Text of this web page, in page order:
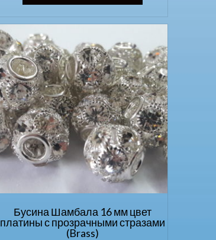
Бусина Шамбала 16 мм цвет
платины с прозрачными стразами
(Brass)